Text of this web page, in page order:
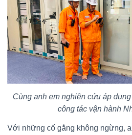
Cùng anh em nghiên cứu áp
công tác vận hành
Với những cố gắng không ngừng,